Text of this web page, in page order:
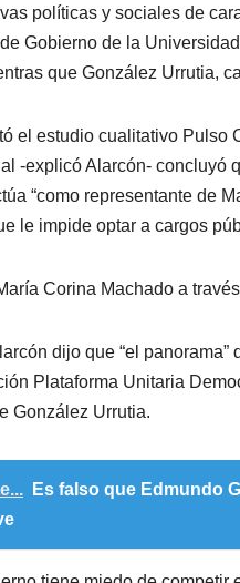
políticas y sociales de
Gobierno de la
que González Urrutia,
el estudio cualitativo
-explicó Alarcón- concluyó
“como representante de
le impide optar a cargos
Corina Machado a
dijo que “el
Plataforma Unitaria
González Urrutia.
Es falso que Edmundo